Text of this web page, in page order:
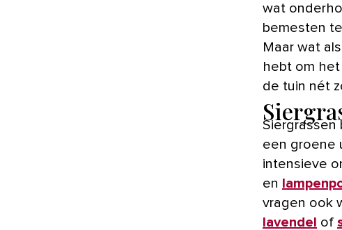
wat
bemesten
Maar wat
hebt om
de tuin nét
een groene
intensieve
en
vragen ook
lavendel of